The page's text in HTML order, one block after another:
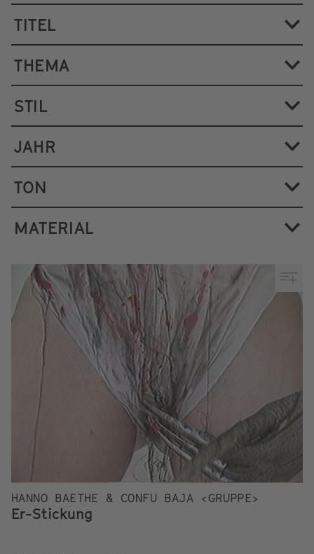
TITEL
THEMA
STIL
JAHR
TON
MATERIAL
HANNO BAETHE & CONFU BAJA <GRUPPE>
Er-Stickung